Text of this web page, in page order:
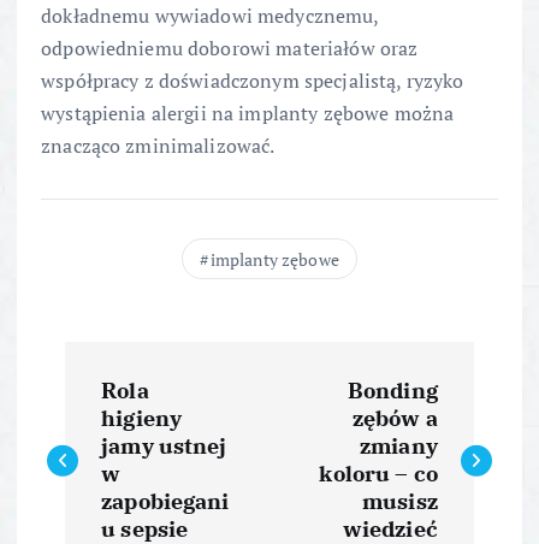
dokładnemu wywiadowi medycznemu,
odpowiedniemu doborowi materiałów oraz
współpracy z doświadczonym specjalistą, ryzyko
wystąpienia alergii na implanty zębowe można
znacząco zminimalizować.
implanty zębowe
a
w
Rola
higieny
jamy ustnej
w
zapobiegani
u sepsie
Bonding
zębów a
zmiany
koloru – co
musisz
wiedzieć